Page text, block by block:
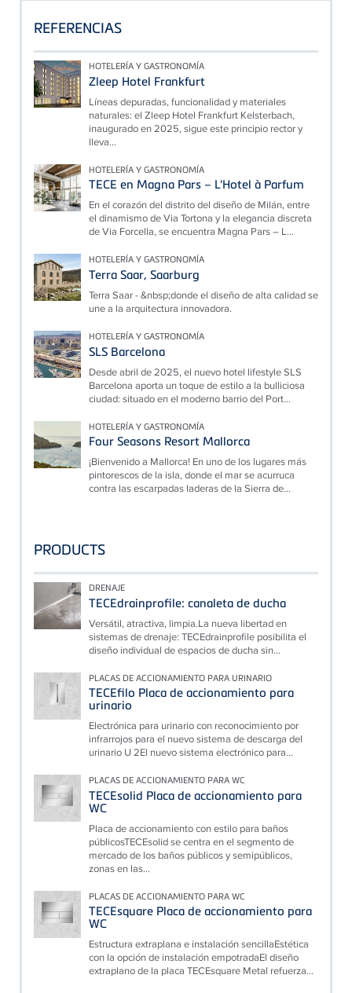
REFERENCIAS
HOTELERÍA Y GASTRONOMÍA
Zleep Hotel Frankfurt
Líneas depuradas, funcionalidad y materiales
naturales: el Zleep Hotel Frankfurt Kelsterbach,
inaugurado en 2025, sigue este principio rector y
lleva...
HOTELERÍA Y GASTRONOMÍA
TECE en Magna Pars – L'Hotel à Parfum
En el corazón del distrito del diseño de Milán, entre
el dinamismo de Via Tortona y la elegancia discreta
de Via Forcella, se encuentra Magna Pars – L...
HOTELERÍA Y GASTRONOMÍA
Terra Saar, Saarburg
Terra Saar - &nbsp;donde el diseño de alta calidad se
une a la arquitectura innovadora.
HOTELERÍA Y GASTRONOMÍA
SLS Barcelona
Desde abril de 2025, el nuevo hotel lifestyle SLS
Barcelona aporta un toque de estilo a la bulliciosa
ciudad: situado en el moderno barrio del Port...
HOTELERÍA Y GASTRONOMÍA
Four Seasons Resort Mallorca
¡Bienvenido a Mallorca! En uno de los lugares más
pintorescos de la isla, donde el mar se acurruca
contra las escarpadas laderas de la Sierra de...
PRODUCTS
DRENAJE
TECEdrainprofile: canaleta de ducha
Versátil, atractiva, limpia.La nueva libertad en
sistemas de drenaje: TECEdrainprofile posibilita el
diseño individual de espacios de ducha sin...
PLACAS DE ACCIONAMIENTO PARA URINARIO
TECEfilo Placa de accionamiento para
urinario
Electrónica para urinario con reconocimiento por
infrarrojos para el nuevo sistema de descarga del
urinario U 2El nuevo sistema electrónico para...
PLACAS DE ACCIONAMIENTO PARA WC
TECEsolid Placa de accionamiento para
WC
Placa de accionamiento con estilo para baños
públicosTECEsolid se centra en el segmento de
mercado de los baños públicos y semipúblicos,
zonas en las...
PLACAS DE ACCIONAMIENTO PARA WC
TECEsquare Placa de accionamiento para
WC
Estructura extraplana e instalación sencillaEstética
con la opción de instalación empotradaEl diseño
extraplano de la placa TECEsquare Metal refuerza...